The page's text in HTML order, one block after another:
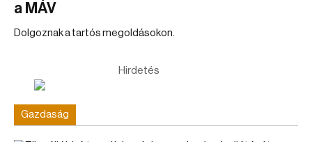
a MÁV
Dolgoznak a tartós megoldásokon.
Hirdetés
Gazdaság